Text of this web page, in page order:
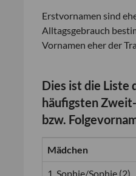
Erstvornamen sind
Alltagsgebrauch
Vornamen eher der
Dies ist die Liste
häufigsten Zweit-
bzw.
Mädchen
1. Sophie/Sophie (2)